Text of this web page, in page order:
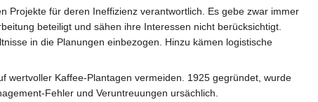
Projekte für deren Ineffizienz verantwortlich. Es gebe zwar immer
beteiligt und sähen ihre Interessen nicht berücksichtigt.
in die Planungen einbezogen. Hinzu kämen logistische
wertvoller Kaffee-Plantagen vermeiden. 1925 gegründet, wurde
Fehler und Veruntreuungen ursächlich.